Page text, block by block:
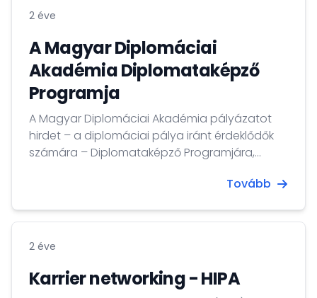
meg emlékeit, valamint “Menekülés Ukrajnából:
Testvérem őrzője vagyok-e?” című kiállítás is
bemutatásra került.
2 éve
A Magyar Diplomáciai
Akadémia Diplomataképző
Programja
A Magyar Diplomáciai Akadémia pályázatot
hirdet – a diplomáciai pálya iránt érdeklődők
számára – Diplomataképző Programjára,
és a Nemzeti Közszolgálati Egyetem szakmai
Tovább
2 éve
Karrier networking - HIPA